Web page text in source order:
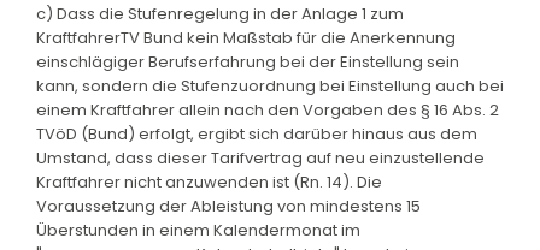
c) Dass die Stufenregelung in der Anlage 1 zum
KraftfahrerTV Bund kein Maßstab für die Anerkennung
einschlägiger Berufserfahrung bei der Einstellung sein
kann, sondern die Stufenzuordnung bei Einstellung auch bei
einem Kraftfahrer allein nach den Vorgaben des § 16 Abs. 2
TVöD (Bund) erfolgt, ergibt sich darüber hinaus aus dem
Umstand, dass dieser Tarifvertrag auf neu einzustellende
Kraftfahrer nicht anzuwenden ist (Rn. 14). Die
Voraussetzung der Ableistung von mindestens 15
Überstunden in einem Kalendermonat im